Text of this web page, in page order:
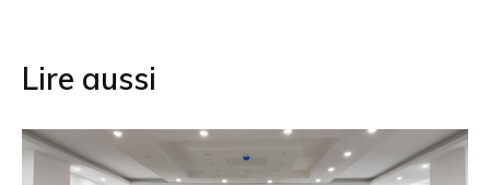
Lire aussi